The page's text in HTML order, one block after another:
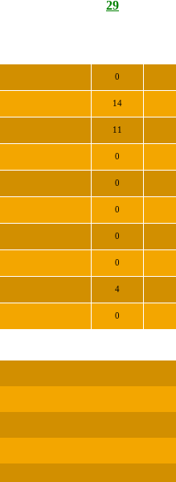
29
0
14
11
0
0
0
0
0
4
0